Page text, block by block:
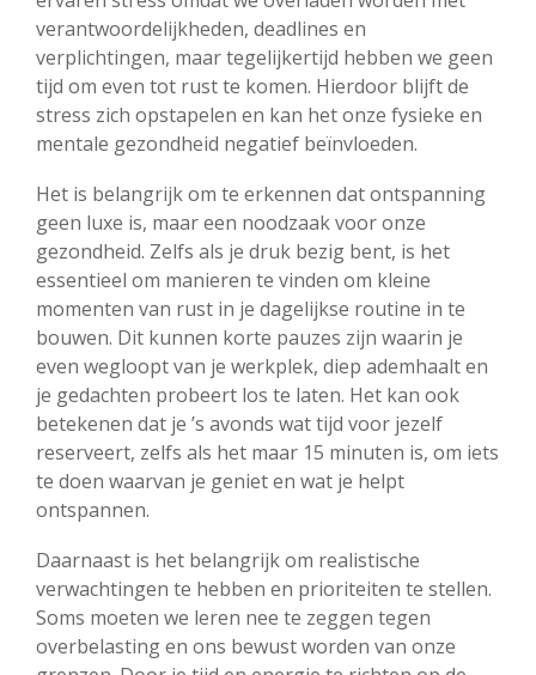
verantwoordelijkheden, deadlines en
verplichtingen, maar tegelijkertijd hebben we geen
tijd om even tot rust te komen. Hierdoor blijft de
stress zich opstapelen en kan het onze fysieke en
mentale gezondheid negatief beïnvloeden.
Het is belangrijk om te erkennen dat ontspanning
geen luxe is, maar een noodzaak voor onze
gezondheid. Zelfs als je druk bezig bent, is het
essentieel om manieren te vinden om kleine
momenten van rust in je dagelijkse routine in te
bouwen. Dit kunnen korte pauzes zijn waarin je
even wegloopt van je werkplek, diep ademhaalt en
je gedachten probeert los te laten. Het kan ook
betekenen dat je ’s avonds wat tijd voor jezelf
reserveert, zelfs als het maar 15 minuten is, om iets
te doen waarvan je geniet en wat je helpt
ontspannen.
Daarnaast is het belangrijk om realistische
verwachtingen te hebben en prioriteiten te stellen.
Soms moeten we leren nee te zeggen tegen
overbelasting en ons bewust worden van onze